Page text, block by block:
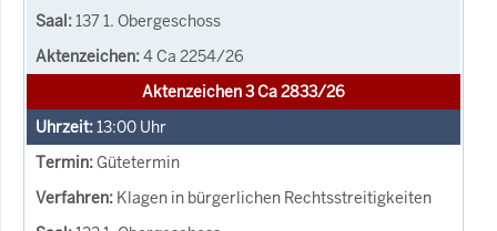
137 1. Obergeschoss
4 Ca 2254/26
Aktenzeichen 3 Ca 2833/26
13:00 Uhr
Gütetermin
Klagen in bürgerlichen Rechtsstreitigkeiten